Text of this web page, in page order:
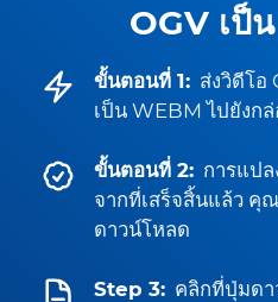
OGV เป็
ขั้นตอนที่ 1: ส่งวิดีโอ
เป็น WEBM ไปยังก
ขั้นตอนที่ 2: การแป
จากที่เสร็จสิ้นแล้ว คุ
ดาวน์โหลด
Step 3: คลิกที่ปุ่มด